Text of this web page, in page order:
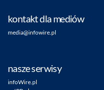
kontakt dla mediów
media@infowire.pl
nasze serwisy
infoWire.pl